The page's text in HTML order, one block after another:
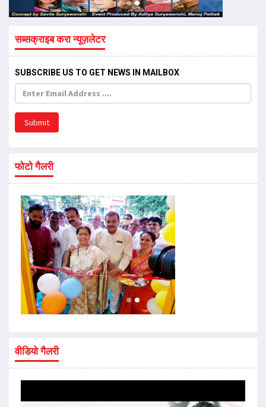
सब्सक्राइब करा न्यूज़लेटर
SUBSCRIBE US TO GET NEWS IN MAILBOX
Submit
फोटो गैलरी
वीडियो गैलरी